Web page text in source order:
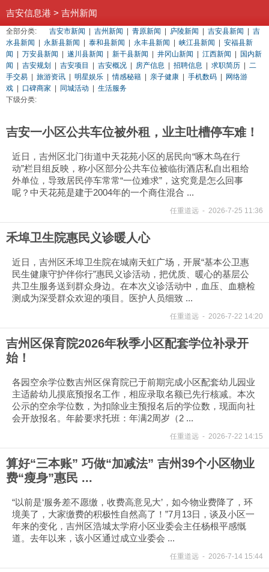
吉安信息港 > 吉州新闻
全部分类: 吉安市新闻 吉州新闻 青原新闻 庐陵新闻 吉安县新闻
吉
水县新闻
永新县新闻 泰和县新闻 永丰县新闻 峡江县新闻
安福县新
闻
万安县新闻 遂川县新闻 新干县新闻 井冈山新闻 江西新闻
国内新
闻
吉安规划 吉安项目 吉安概况 房产信息 招聘信息 求职简历
二
手交易
旅游资讯 明星娱乐 情感秘籍 亲子健康 手机数码
网络游
戏
口碑商家 同城活动
生活服务
下级分类:
吉安一小区公共车位被外租，业主吐槽停车难！
近日，吉州区北门街道中天花苑小区的居民向“啄木鸟在行
动”栏目组反映，称小区部分公共车位被临街酒店私自出租给
外单位，导致居民停车常常“一位难求”，这究竟是怎么回事
呢？中天花苑是建于2004年的一个‌商住混合 ...
任重道远 - 2026-7-25 11:36
禾埠卫生院惠民义诊暖人心
近日，吉州区禾埠卫生院在城南天虹广场，开展“基本公卫惠
民生健康守护伴你行”惠民义诊活动，把优质、暖心的基层公
共卫生服务送到群众身边。在本次义诊活动中，血压、血糖检
测成为深受群众欢迎的项目。医护人员细致 ...
任重道远 - 2026-7-22 14:20
吉州区保育院2026年秋季小区配套学位补录开
始！
各园空余学位数吉州区保育院已于前期完成小区配套幼儿园业
主适龄幼儿摸底预报名工作，相应录取名额已先行核减。本次
公示的空余学位数，为扣除业主预报名后的学位数，现面向社
会开放报名。年龄要求托班：年满2周岁（2 ...
任重道远 - 2026-7-22 14:15
算好“三本账” 巧做“加减法” 吉州39个小区物业
费“瘦身”惠民 ...
“以前是‘服务差不愿缴，收费高意见大’，如今物业费降了，环
境美了，大家缴费的积极性自然高了！”7月13日，谈及小区一
年来的变化，吉州区浩城太学府小区业委会主任杨根平感慨
道。去年以来，该小区通过成立业委会 ...
任重道远 - 2026-7-14 15:44